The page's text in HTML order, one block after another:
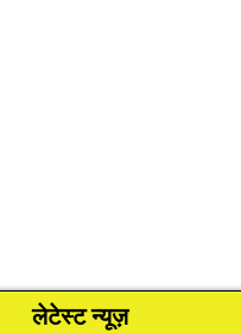
लेटेस्ट न्यूज़